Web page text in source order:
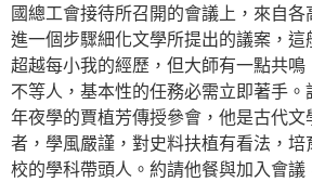
國總工會接待所召開的會議上，來自
進一個步驟細化文學所提出的議案，
超越每小我的經歷，但大師有一點共
不等人，基本性的任務必需立即著手。
年夜學的賈植芳傳授參會，他是古代
者，學風嚴謹，對史料扶植有看法，培
校的學科帶頭人。約請他餐與加入會